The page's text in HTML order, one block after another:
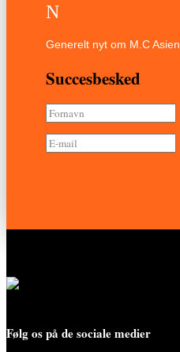
N
Generelt nyt om M.C Asien
Succesbesked
Følg os på de sociale medier